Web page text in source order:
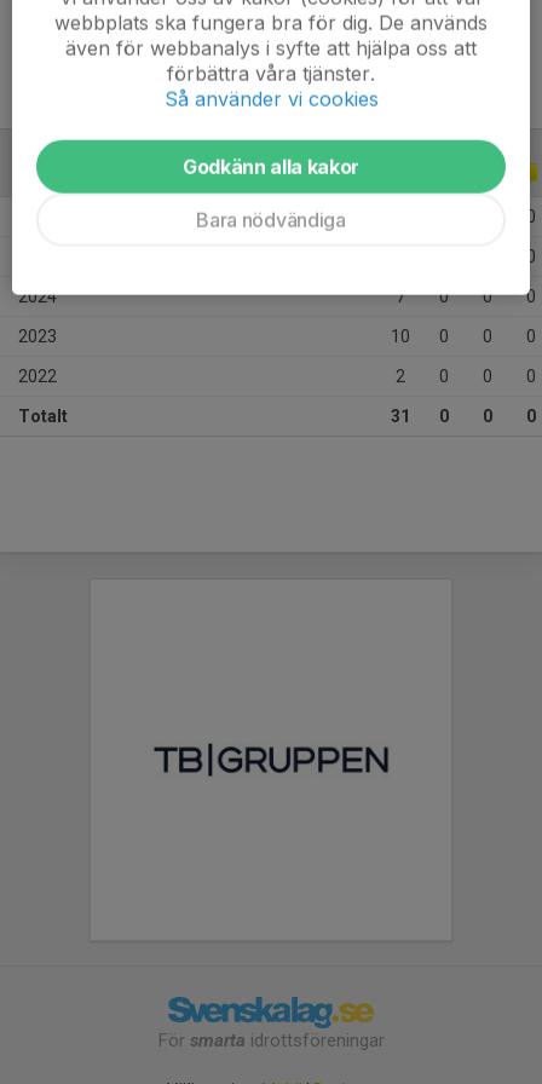
Ålder
16 år
ALLA SERIER ALLA ÅR
0
0
2024 7 0 0 0
2023 10 0 0 0
2022 2 0 0 0
Totalt 31 0 0 0
För smarta idrottsföreningar
webbplats ska fungera bra för dig. De används
även för webbanalys i syfte att hjälpa oss att
förbättra våra tjänster.
Så använder vi cookies
Godkänn alla kakor
Bara nödvändiga